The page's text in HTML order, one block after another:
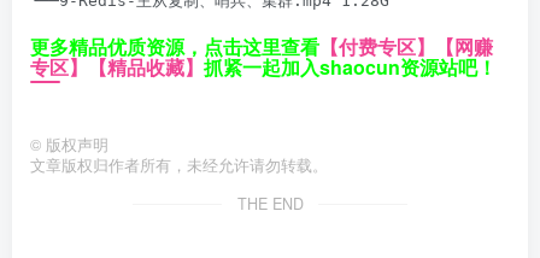
更多精品优质资源，点击这里查看 【付费专区】 【网赚
专区】 【精品收藏】 抓紧一起加入shaocun资源站吧！
© 版权声明
文章版权归作者所有，未经允许请勿转载。
THE END